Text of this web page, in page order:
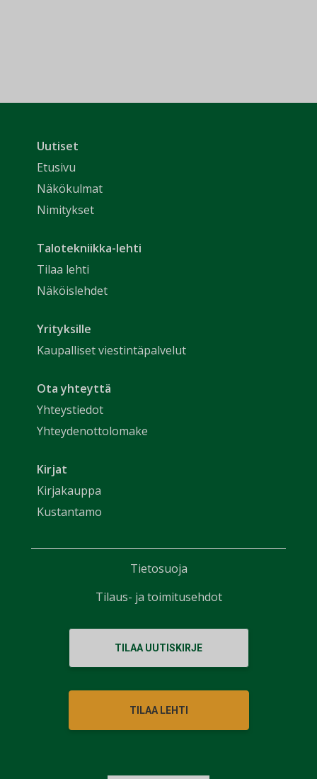
Uutiset
Etusivu
Näkökulmat
Nimitykset
Talotekniikka-lehti
Tilaa lehti
Näköislehdet
Yrityksille
Kaupalliset viestintäpalvelut
Ota yhteyttä
Yhteystiedot
Yhteydenottolomake
Kirjat
Kirjakauppa
Kustantamo
TILAA UUTISKIRJE
TILAA LEHTI
Tietosuoja
Tilaus- ja toimitusehdot